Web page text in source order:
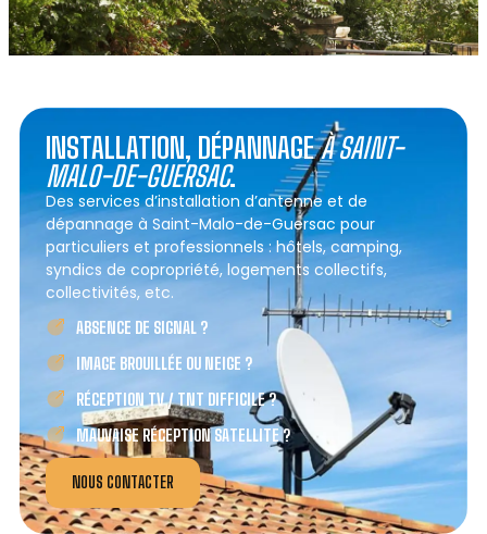
INSTALLATION, DÉPANNAGEÀ SAINT-
MALO-DE-GUERSAC.
Des services d’installation d’antenne et de
dépannage à Saint-Malo-de-Guersac pour
particuliers et professionnels : hôtels, camping,
syndics de copropriété, logements collectifs,
collectivités, etc.
ABSENCE DE SIGNAL ?
IMAGE BROUILLÉE OU NEIGE ?
RÉCEPTION TV / TNT DIFFICILE ?
MAUVAISE RÉCEPTION SATELLITE ?
NOUS CONTACTER